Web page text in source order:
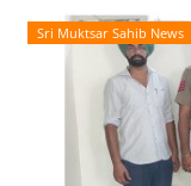
Sri Muktsar Sahib News